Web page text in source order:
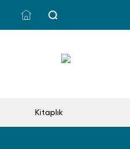
Kitaplık